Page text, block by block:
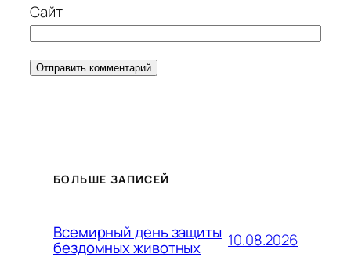
Сайт
БОЛЬШЕ ЗАПИСЕЙ
Всемирный день защиты
бездомных животных 10.08.2026